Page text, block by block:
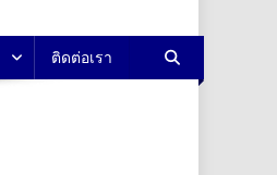
ติดต่อเรา